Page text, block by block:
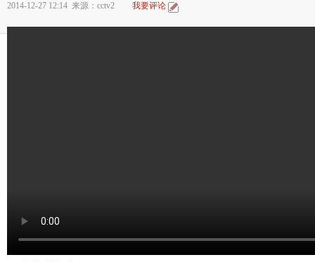
2014-12-27 12:14 来源：cctv2 我要评论